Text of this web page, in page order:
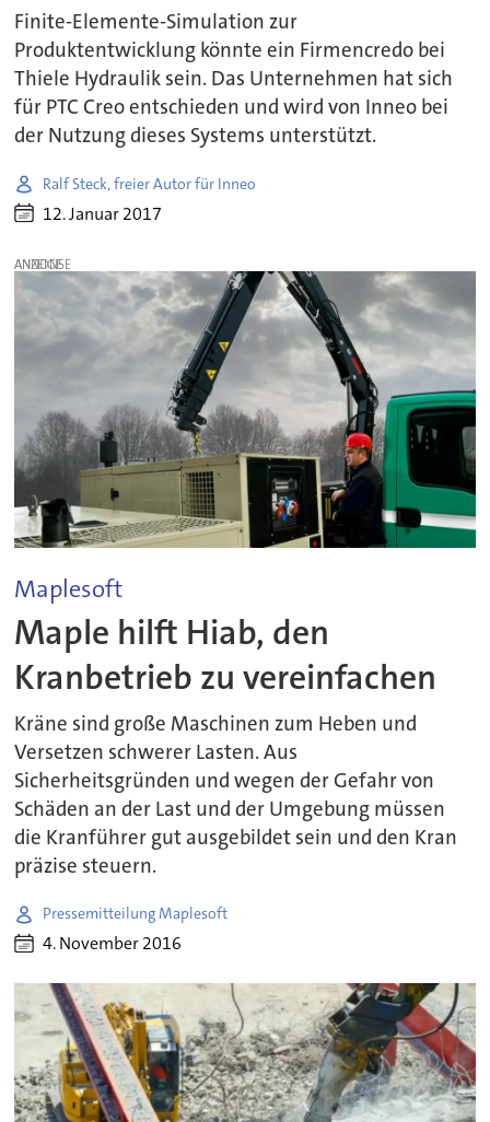
Finite-Elemente-Simulation zur
Produktentwicklung könnte ein Firmencredo bei
Thiele Hydraulik sein. Das Unternehmen hat sich
für PTC Creo entschieden und wird von Inneo bei
der Nutzung dieses Systems unterstützt.
Ralf Steck, freier Autor für Inneo
12. Januar 2017
ANZEIGE
Maplesoft
Maple hilft Hiab, den
Kranbetrieb zu vereinfachen
Kräne sind große Maschinen zum Heben und
Versetzen schwerer Lasten. Aus
Sicherheitsgründen und wegen der Gefahr von
Schäden an der Last und der Umgebung müssen
die Kranführer gut ausgebildet sein und den Kran
präzise steuern.
Pressemitteilung Maplesoft
4. November 2016